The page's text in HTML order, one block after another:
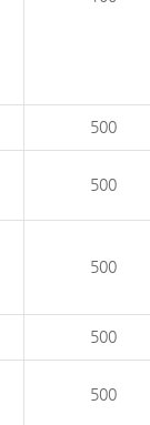
500
500
500
500
500